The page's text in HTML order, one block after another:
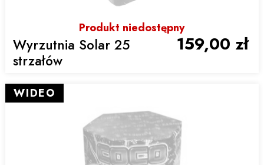
Produkt niedostępny
Wyrzutnia Solar 25
strzałów
159,00 zł
WIDEO